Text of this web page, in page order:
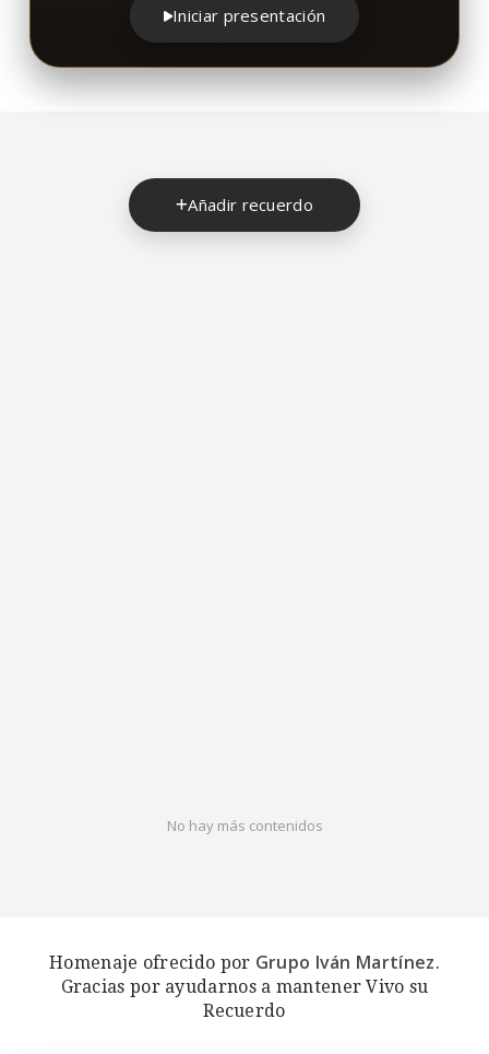
Iniciar presentación
Añadir recuerdo
No hay más contenidos
Homenaje ofrecido por Grupo Iván Martínez.
Gracias por ayudarnos a mantener Vivo su
Recuerdo